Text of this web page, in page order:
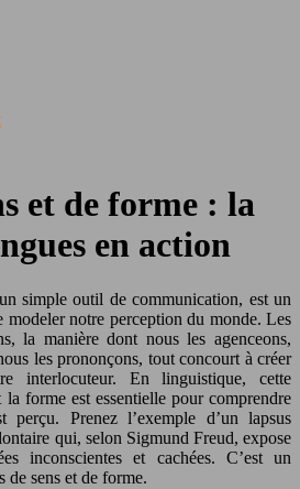
et de forme : la
en action
modeler notre perception du monde. Les
la manière dont nous les agenceons,
les prononçons, tout concourt à créer
interlocuteur. En linguistique, cette
forme est essentielle pour comprendre
perçu. Prenez l’exemple d’un lapsus
qui, selon Sigmund Freud, expose
inconscientes et cachées. C’est un
de sens et de forme.